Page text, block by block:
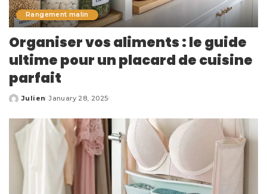
Rangement malin
Organiser vos aliments : le guide
ultime pour un placard de cuisine
parfait
Posted
Julien January 28, 2025